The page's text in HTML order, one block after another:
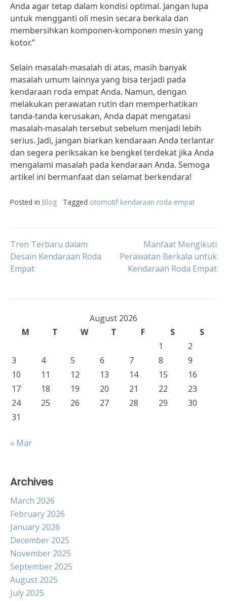
Anda agar tetap dalam kondisi optimal. Jangan lupa
untuk mengganti oli mesin secara berkala dan
membersihkan komponen-komponen mesin yang
kotor.”
Selain masalah-masalah di atas, masih banyak
masalah umum lainnya yang bisa terjadi pada
kendaraan roda empat Anda. Namun, dengan
melakukan perawatan rutin dan memperhatikan
tanda-tanda kerusakan, Anda dapat mengatasi
masalah-masalah tersebut sebelum menjadi lebih
serius. Jadi, jangan biarkan kendaraan Anda terlantar
dan segera periksakan ke bengkel terdekat jika Anda
mengalami masalah pada kendaraan Anda. Semoga
artikel ini bermanfaat dan selamat berkendara!
Posted in Blog Tagged otomotif kendaraan roda empat
Post
navigation
Tren Terbaru dalam
Desain Kendaraan Roda
Empat
Manfaat Mengikuti
Perawatan Berkala untuk
Kendaraan Roda Empat
August 2026
M
T W T F S
S
1
2
3
4 5 6 7 8
9
10
11 12 13 14 15
16
17
18 19 20 21 22
23
24
25 26 27 28 29
30
31
« Mar
Archives
March 2026
February 2026
January 2026
December 2025
November 2025
September 2025
August 2025
July 2025